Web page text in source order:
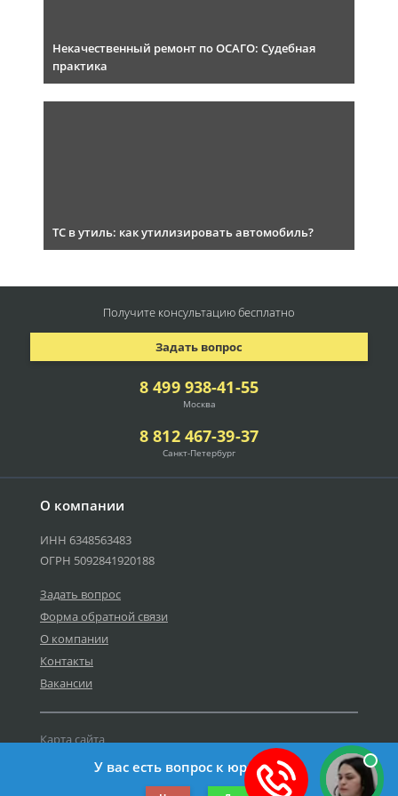
Некачественный ремонт по ОСАГО: Судебная
практика
ТС в утиль: как утилизировать автомобиль?
О компании
ИНН 6348563483
ОГРН 5092841920188
Задать вопрос
Форма обратной связи
О компании
Контакты
Вакансии
©2019-2026 Все права защищены.
Карта сайта
Политика персональных данных
8 499 938-41-55
Москва
8 812 467-39-37
Санкт-Петербург
Задать вопрос
Получите консультациюбесплатно
У вас есть вопрос к юристу?